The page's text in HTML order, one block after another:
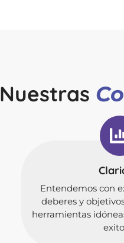
Nuestras
Entendemos con
deberes y
herramientas